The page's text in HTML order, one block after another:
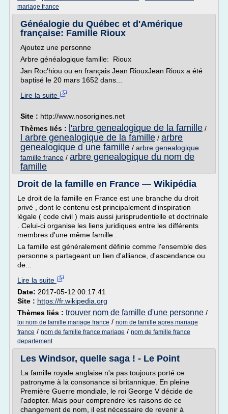
mariage france
Généalogie du Québec et d'Amérique
française: Famille Rioux
Ajoutez une personne
Arbre généalogique famille: Rioux
Jan Roc'hiou ou en français Jean RiouxJean Rioux a été
baptisé le 20 mars 1652 dans...
Lire la suite
Site : http://www.nosorigines.net
Thèmes liés :
l'arbre genealogique de la famille /
l arbre genealogique de la famille / arbre
genealogique d une famille / arbre genealogique
famille france / arbre genealogique du nom de
famille
Droit de la famille en France — Wikipédia
Le droit de la famille en France est une branche du droit
privé , dont le contenu est principalement d'inspiration
légale ( code civil ) mais aussi jurisprudentielle et doctrinale
. Celui-ci organise les liens juridiques entre les différents
membres d'une même famille .
La famille est généralement définie comme l'ensemble des
personne s partageant un lien d'alliance, d'ascendance ou
de...
Lire la suite
Date: 2017-05-12 00:17:41
Site : https://fr.wikipedia.org
Thèmes liés : trouver nom de famille d'une personne /
loi nom de famille mariage france / nom de famille apres mariage
france / nom de famille france mariage / nom de famille france
departement
Les Windsor, quelle saga ! - Le Point
La famille royale anglaise n'a pas toujours porté ce
patronyme à la consonance si britannique. En pleine
Première Guerre mondiale, le roi George V décide de
l'adopter. Mais pour comprendre les raisons de ce
changement de nom, il est nécessaire de revenir à